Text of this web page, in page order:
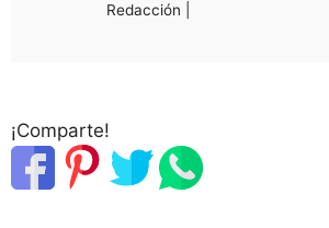
Redacción |
¡Comparte!